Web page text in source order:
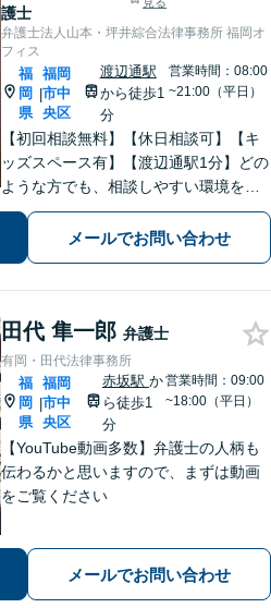
護士
弁護士法人山本・坪井綜合法律事務所 福岡オ
フィス
福
岡
県
|
福岡
市中
央区
渡辺通駅
から徒歩1
分
営業時間：08:00
~21:00（平日）
【初回相談無料】【休日相談可】【キ
ッズスペース有】【渡辺通駅1分】どの
ような方でも、相談しやすい環境を整
えています。依頼者様に寄り添った対
応を心がけています。【離婚・男女問
題】DV被害へ積極的に対応。お気軽に
メールでお問い合わせ
田代 隼一郎 弁護士
有岡・田代法律事務所
福
岡
県
|
福岡
市中
央区
赤坂駅 か
ら徒歩1
分
営業時間：09:00
~18:00（平日）
【YouTube動画多数】弁護士の人柄も
伝わるかと思いますので、まずは動画
をご覧ください
メールでお問い合わせ